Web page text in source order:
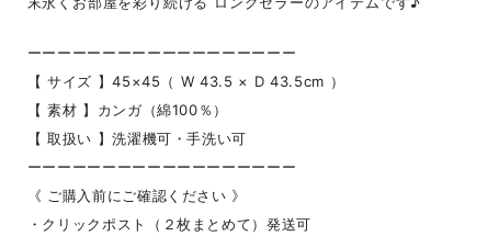
ーーーーーーーーーーーーーーーーーー
【 サイズ 】45×45（ W 43.5 × D 43.5cm ）
【 素材 】カンガ（綿100％）
【 取扱い 】洗濯機可・手洗い可
ーーーーーーーーーーーーーーーーーー
《 ご購入前にご確認ください 》
・クリックポスト（２枚まとめて）発送可